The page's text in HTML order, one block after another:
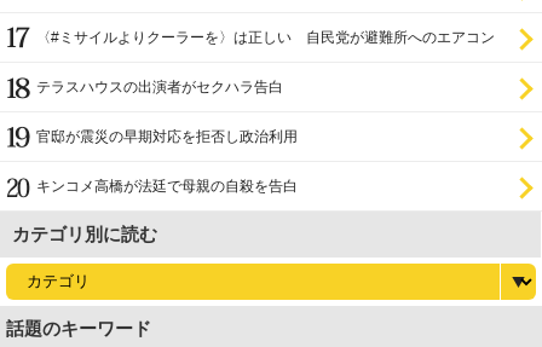
〈#ミサイルよりクーラーを〉は正しい 自民党が避難所へのエアコン
テラスハウスの出演者がセクハラ告白
官邸が震災の早期対応を拒否し政治利用
キンコメ高橋が法廷で母親の自殺を告白
カテゴリ別に読む
話題のキーワード